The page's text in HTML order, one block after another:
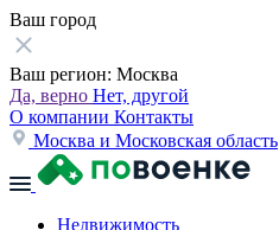
Ваш город
Ваш регион: Москва
Да, верно Нет, другой
О компании Контакты
Москва и Московская область
Недвижимость